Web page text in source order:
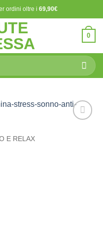
ordini oltre i 69,90€
0
E RELAX